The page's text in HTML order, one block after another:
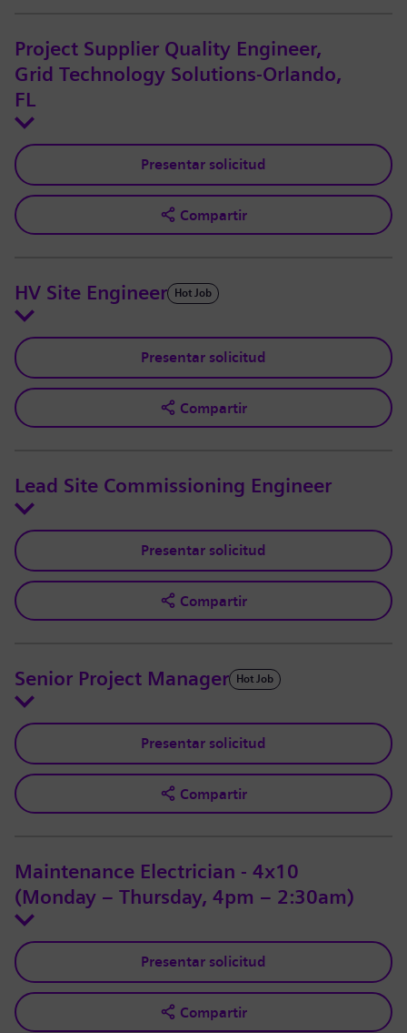
Project Supplier Quality Engineer,
Grid Technology Solutions-Orlando,
FL
Presentar solicitud
Compartir
HV Site Engineer Hot Job
Presentar solicitud
Compartir
Lead Site Commissioning Engineer
Presentar solicitud
Compartir
Senior Project Manager Hot Job
Presentar solicitud
Compartir
Maintenance Electrician - 4x10
(Monday – Thursday, 4pm – 2:30am)
Presentar solicitud
Compartir